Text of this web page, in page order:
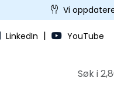
Vi
LinkedIn | YouTube